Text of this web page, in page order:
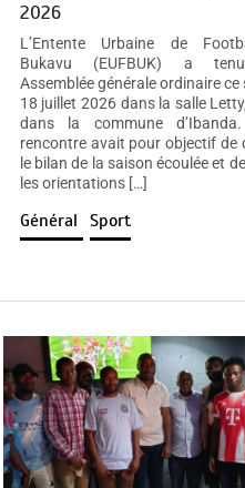
2026
L’Entente Urbaine de
Bukavu (EUFBUK) a
Assemblée générale ordinaire ce
18 juillet 2026 dans la salle
dans la commune
rencontre avait pour objectif de
le bilan de la saison écoulée et
les orientations […]
Général Sport